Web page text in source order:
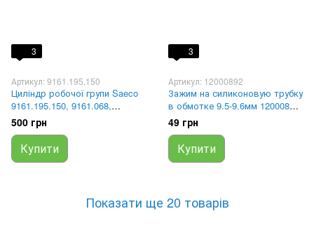
3
Артикул: 9161.195.150
Циліндр робочої групи Saeco
9161.195.150, 9161.068,
421944014611, 5072594
500 грн
Купити
3
Артикул: 12000892
Зажим на силиконовую трубку
в обмотке 9.5-9.6мм 12000892,
5035467, 421940221091
49 грн
Купити
Показати ще 20 товарів